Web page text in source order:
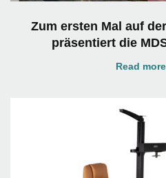
Zum ersten Mal auf
präsentiert die
Read more